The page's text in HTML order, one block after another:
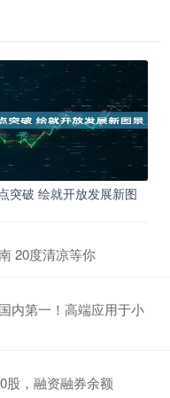
突破 绘就开放发展新图
20度清凉等你
内第一！高端应用于小
股，融资融券余额